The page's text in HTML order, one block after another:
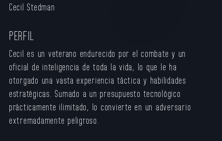
Cecil Stedman​
PERFIL
Cecil es un veterano endurecido por el combate y un
oficial de inteligencia de toda la vida, lo que le ha
otorgado una vasta experiencia táctica y habilidades
estratégicas. Sumado a un presupuesto tecnológico
prácticamente ilimitado, lo convierte en un adversario
extremadamente peligroso.